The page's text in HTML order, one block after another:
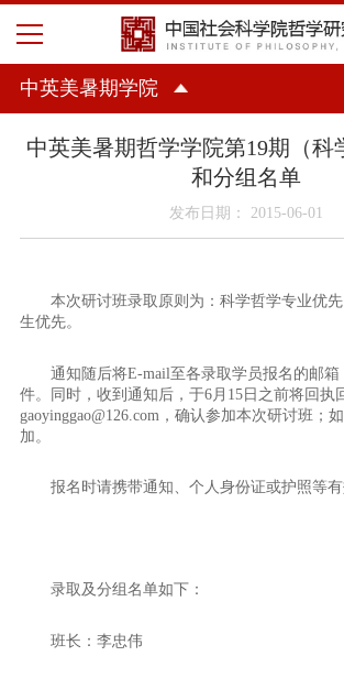
中英美暑期学院
中英美暑期哲学学院第19期（科
和分组名单
发布日期： 2015-06-01
本次研讨班录取原则为：科学哲学专业优
生优先。
通知随后将E-mail 至各录取学员报名的邮
件。同时，收到通知后，于6月 15日之前将回执
gaoyinggao@126.com ，确认参加本次研讨班；
加。
报名时请携带通知、个人身份证或护照等有
录取及分组名单如下：
班长：李忠伟